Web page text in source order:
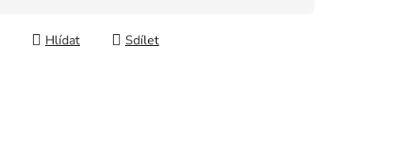
Hlídat Sdílet